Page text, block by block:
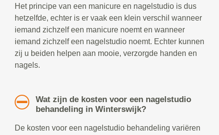
Het principe van een manicure en nagelstudio is dus
hetzelfde, echter is er vaak een klein verschil wanneer
iemand zichzelf een manicure noemt en wanneer
iemand zichzelf een nagelstudio noemt. Echter kunnen
zij u beiden helpen aan mooie, verzorgde handen en
nagels.
Wat zijn de kosten voor een nagelstudio
behandeling in Winterswijk?
De kosten voor een nagelstudio behandeling variëren